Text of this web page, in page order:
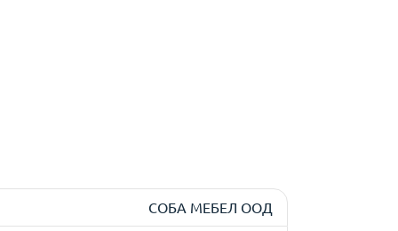
СОБА МЕБЕЛ ООД